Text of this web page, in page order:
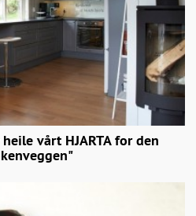
vårt HJARTA for den